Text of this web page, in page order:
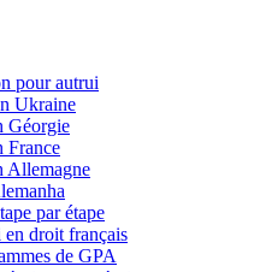
pour autrui
Ukraine
Géorgie
France
Allemagne
par étape
droit français
de GPA